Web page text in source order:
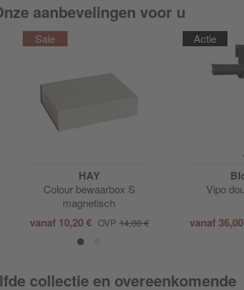
aanbevelingen voor u
HAY
Colour bewaarbox S
magnetisch
vanaf 10,20 € OVP14,00 €
Actie
Vipo
vanaf
collectie en overeenkomende